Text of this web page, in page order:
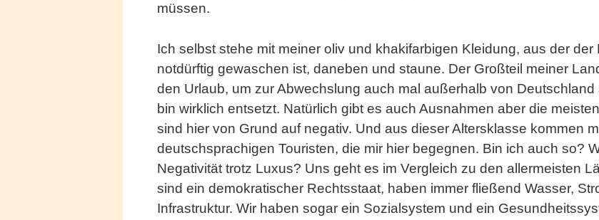
müssen.
Ich selbst stehe mit meiner oliv und khakifarbigen Kleidung, aus der
notdürftig gewaschen ist, daneben und staune. Der Großteil meiner
den Urlaub, um zur Abwechslung auch mal außerhalb von
bin wirklich entsetzt. Natürlich gibt es auch Ausnahmen aber die
sind hier von Grund auf negativ. Und aus dieser Altersklasse kommen
deutschsprachigen Touristen, die mir hier begegnen. Bin ich auch so?
Negativität trotz Luxus? Uns geht es im Vergleich zu den allermeisten
sind ein demokratischer Rechtsstaat, haben immer fließend Wasser,
Infrastruktur. Wir haben sogar ein Sozialsystem und ein